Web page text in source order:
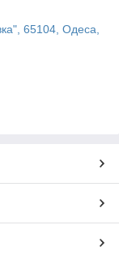
65104, Одеса,